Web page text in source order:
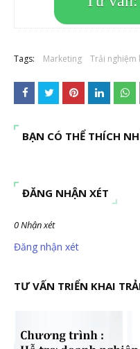
Tags: Marketing Trải nghiệm
BẠN CÓ THỂ THÍCH
ĐĂNG NHẬN XÉT
0 Nhận xét
Đăng nhận xét
TƯ VẤN TRIỂN KHAI